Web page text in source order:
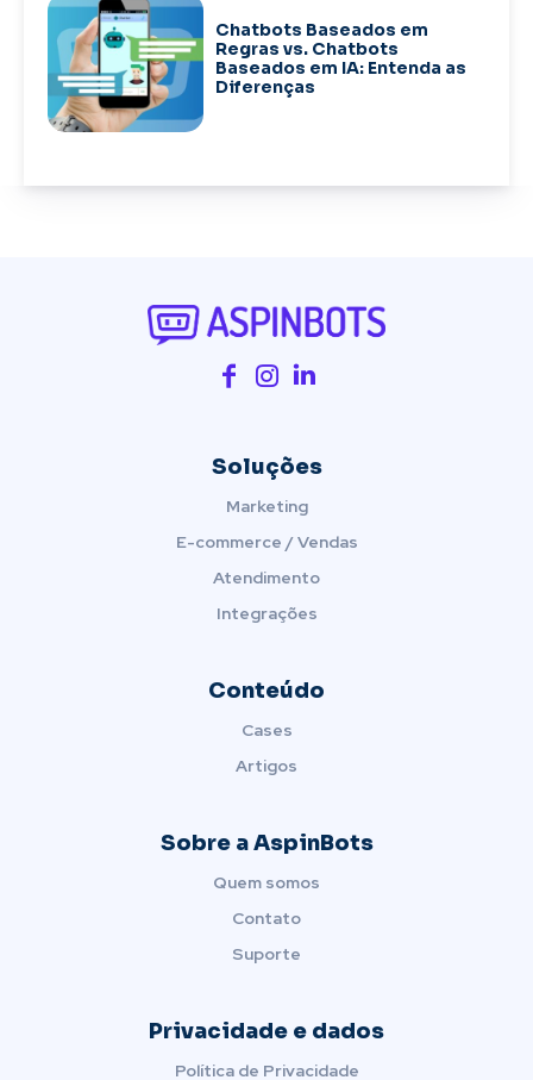
Chatbots Baseados em
Regras vs. Chatbots
Baseados em IA: Entenda as
Diferenças
Soluções
Marketing
E-commerce / Vendas
Atendimento
Integrações
Conteúdo
Cases
Artigos
Sobre a AspinBots
Quem somos
Contato
Suporte
Privacidade e dados
Política de Privacidade